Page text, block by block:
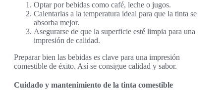
Optar por bebidas como café, leche o jugos.
Calentarlas a la temperatura ideal para que la tinta se
absorba mejor.
Asegurarse de que la superficie esté limpia para una
impresión de calidad.
Preparar bien las bebidas es clave para una impresión
comestible de éxito. Así se consigue calidad y sabor.
Cuidado y mantenimiento de la tinta comestible